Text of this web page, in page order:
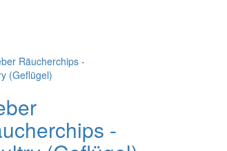
-